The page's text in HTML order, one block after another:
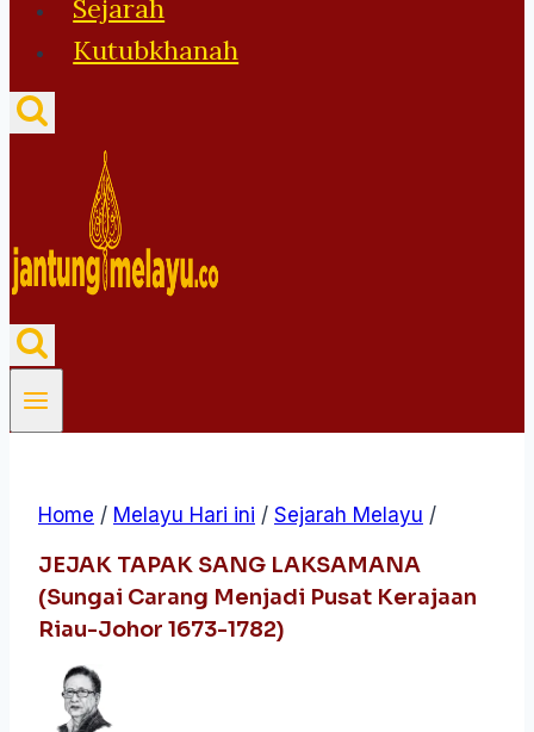
Sejarah
Kutubkhanah
Home / Melayu Hari ini / Sejarah Melayu /
JEJAK TAPAK SANG LAKSAMANA
(Sungai Carang Menjadi Pusat Kerajaan
Riau-Johor 1673-1782)